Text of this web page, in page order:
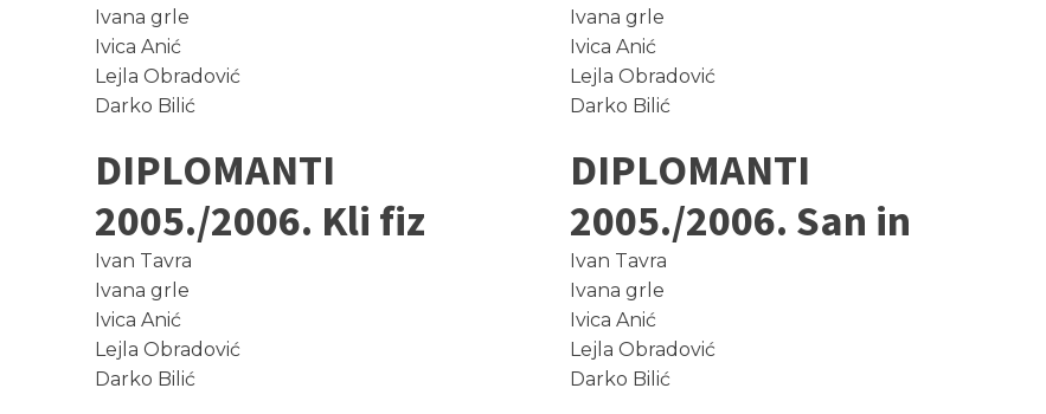
Ivana grle
Ivica Anić
Lejla Obradović
Darko Bilić
Ivana grle
Ivica Anić
Lejla Obradović
Darko Bilić
DIPLOMANTI
2005./2006. Kli fiz
Ivan Tavra
Ivana grle
Ivica Anić
Lejla Obradović
Darko Bilić
DIPLOMANTI
2005./2006. San in
Ivan Tavra
Ivana grle
Ivica Anić
Lejla Obradović
Darko Bilić